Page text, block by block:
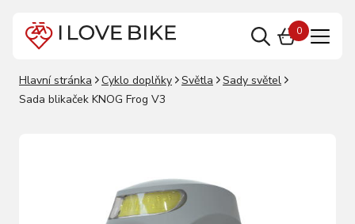
0
Hlavní stránka Cyklo doplňky Světla
Sady světel
Sada blikaček KNOG Frog V3